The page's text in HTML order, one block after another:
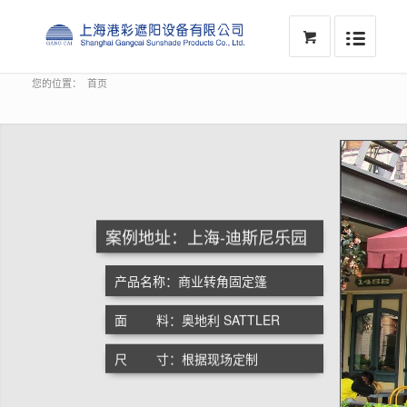
您的位置： 首页
案例地址：上海-迪斯尼精品购物村
产品名称：定制双、三吊臂伞
面 料：法国 DICKSON
尺 寸：3.6M * 3.6M * 2M * 3M